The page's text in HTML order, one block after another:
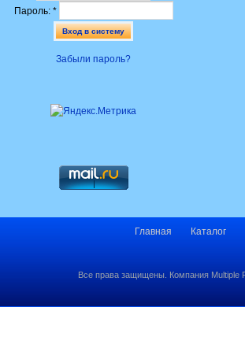
Пароль: *
Забыли пароль?
Главная Каталог
Все права защищены. Компания Multiple